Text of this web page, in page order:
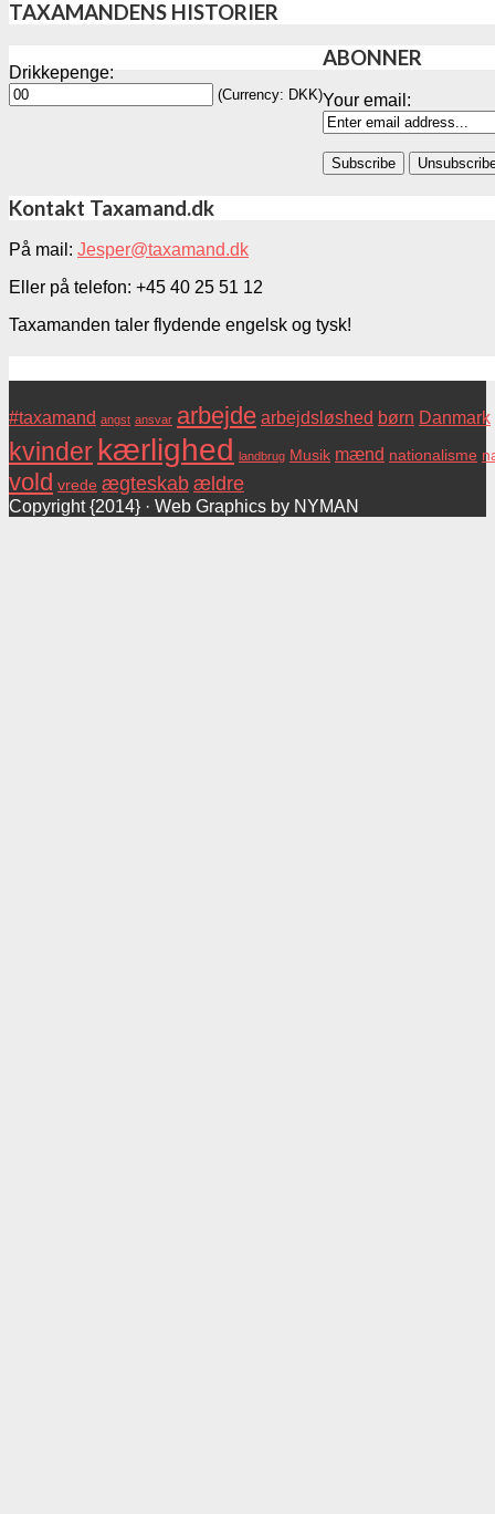
TAXAMANDENS HISTORIER
Drikkepenge:
(Currency: DKK)
ABONNER
Your email:
Kontakt Taxamand.dk
På mail: Jesper@taxamand.dk
Eller på telefon: +45 40 25 51 12
Taxamanden taler flydende engelsk og tysk!
#taxamand angst ansvar arbejde arbejdsløshed børn Danmark
kvinder kærlighed landbrug Musik mænd nationalisme
vold vrede ægteskabældre
Copyright {2014} · Web Graphics by NYMAN